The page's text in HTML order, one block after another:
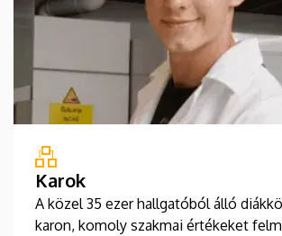
Karok
A közel 35 ezer hallgatóból álló
karon, komoly szakmai értékeket